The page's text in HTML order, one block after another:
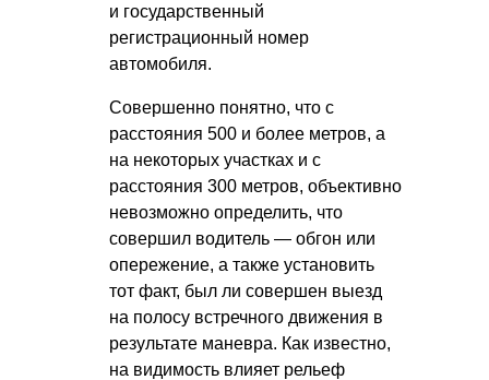
и государственный
регистрационный номер
автомобиля.
Совершенно понятно, что с
расстояния 500 и более метров, а
на некоторых участках и с
расстояния 300 метров, объективно
невозможно определить, что
совершил водитель — обгон или
опережение, а также установить
тот факт, был ли совершен выезд
на полосу встречного движения в
результате маневра. Как известно,
на видимость влияет рельеф